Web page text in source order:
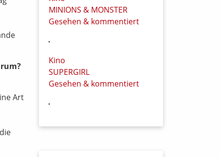
Art
MINIONS & MONSTER
Gesehen & kommentiert
Kino
SUPERGIRL
Gesehen & kommentiert